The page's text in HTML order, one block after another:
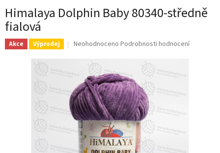
Himalaya Dolphin Baby 80340-středně
fialová
Akce Výprodej
Průměrné
produktu
z
5
hvězdiček.
Neohodnoceno Podrobnosti hodnocení